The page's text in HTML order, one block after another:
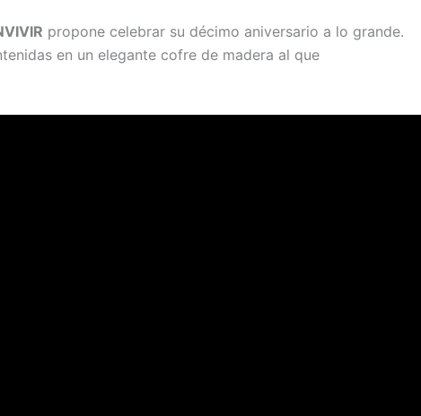
propone celebrar su décimo aniversario a lo grande.
en un elegante cofre de madera al que